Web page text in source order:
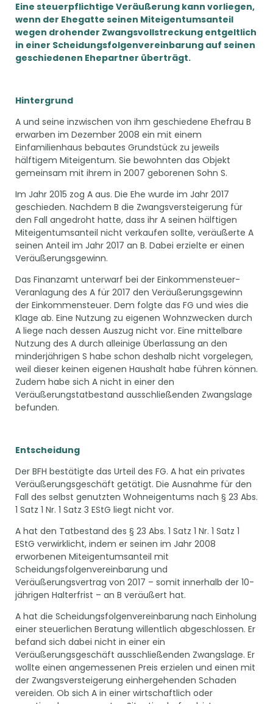
Eine steuerpflichtige Veräußerung kann vorliegen,
wenn der Ehegatte seinen Miteigentumsanteil
wegen drohender Zwangsvollstreckung entgeltlich
in einer Scheidungsfolgenvereinbarung auf seinen
geschiedenen Ehepartner überträgt.
Hintergrund
A und seine inzwischen von ihm geschiedene Ehefrau B
erwarben im Dezember 2008 ein mit einem
Einfamilienhaus bebautes Grundstück zu jeweils
hälftigem Miteigentum. Sie bewohnten das Objekt
gemeinsam mit ihrem in 2007 geborenen Sohn S.
Im Jahr 2015 zog A aus. Die Ehe wurde im Jahr 2017
geschieden. Nachdem B die Zwangsversteigerung für
den Fall angedroht hatte, dass ihr A seinen hälftigen
Miteigentumsanteil nicht verkaufen sollte, veräußerte A
seinen Anteil im Jahr 2017 an B. Dabei erzielte er einen
Veräußerungsgewinn.
Das Finanzamt unterwarf bei der Einkommensteuer-
Veranlagung des A für 2017 den Veräußerungsgewinn
der Einkommensteuer. Dem folgte das FG und wies die
Klage ab. Eine Nutzung zu eigenen Wohnzwecken durch
A liege nach dessen Auszug nicht vor. Eine mittelbare
Nutzung des A durch alleinige Überlassung an den
minderjährigen S habe schon deshalb nicht vorgelegen,
weil dieser keinen eigenen Haushalt habe führen können.
Zudem habe sich A nicht in einer den
Veräußerungstatbestand ausschließenden Zwangslage
befunden.
Entscheidung
Der BFH bestätigte das Urteil des FG. A hat ein privates
Veräußerungsgeschäft getätigt. Die Ausnahme für den
Fall des selbst genutzten Wohneigentums nach § 23 Abs.
1 Satz 1 Nr. 1 Satz 3 EStG liegt nicht vor.
A hat den Tatbestand des § 23 Abs. 1 Satz 1 Nr. 1 Satz 1
EStG verwirklicht, indem er seinen im Jahr 2008
erworbenen Miteigentumsanteil mit
Scheidungsfolgenvereinbarung und
Veräußerungsvertrag von 2017 – somit innerhalb der 10-
jährigen Halterfrist – an B veräußert hat.
A hat die Scheidungsfolgenvereinbarung nach Einholung
einer steuerlichen Beratung willentlich abgeschlossen. Er
befand sich dabei nicht in einer ein
Veräußerungsgeschäft ausschließenden Zwangslage. Er
wollte einen angemessenen Preis erzielen und einen mit
der Zwangsversteigerung einhergehenden Schaden
vereiden. Ob sich A in einer wirtschaftlich oder